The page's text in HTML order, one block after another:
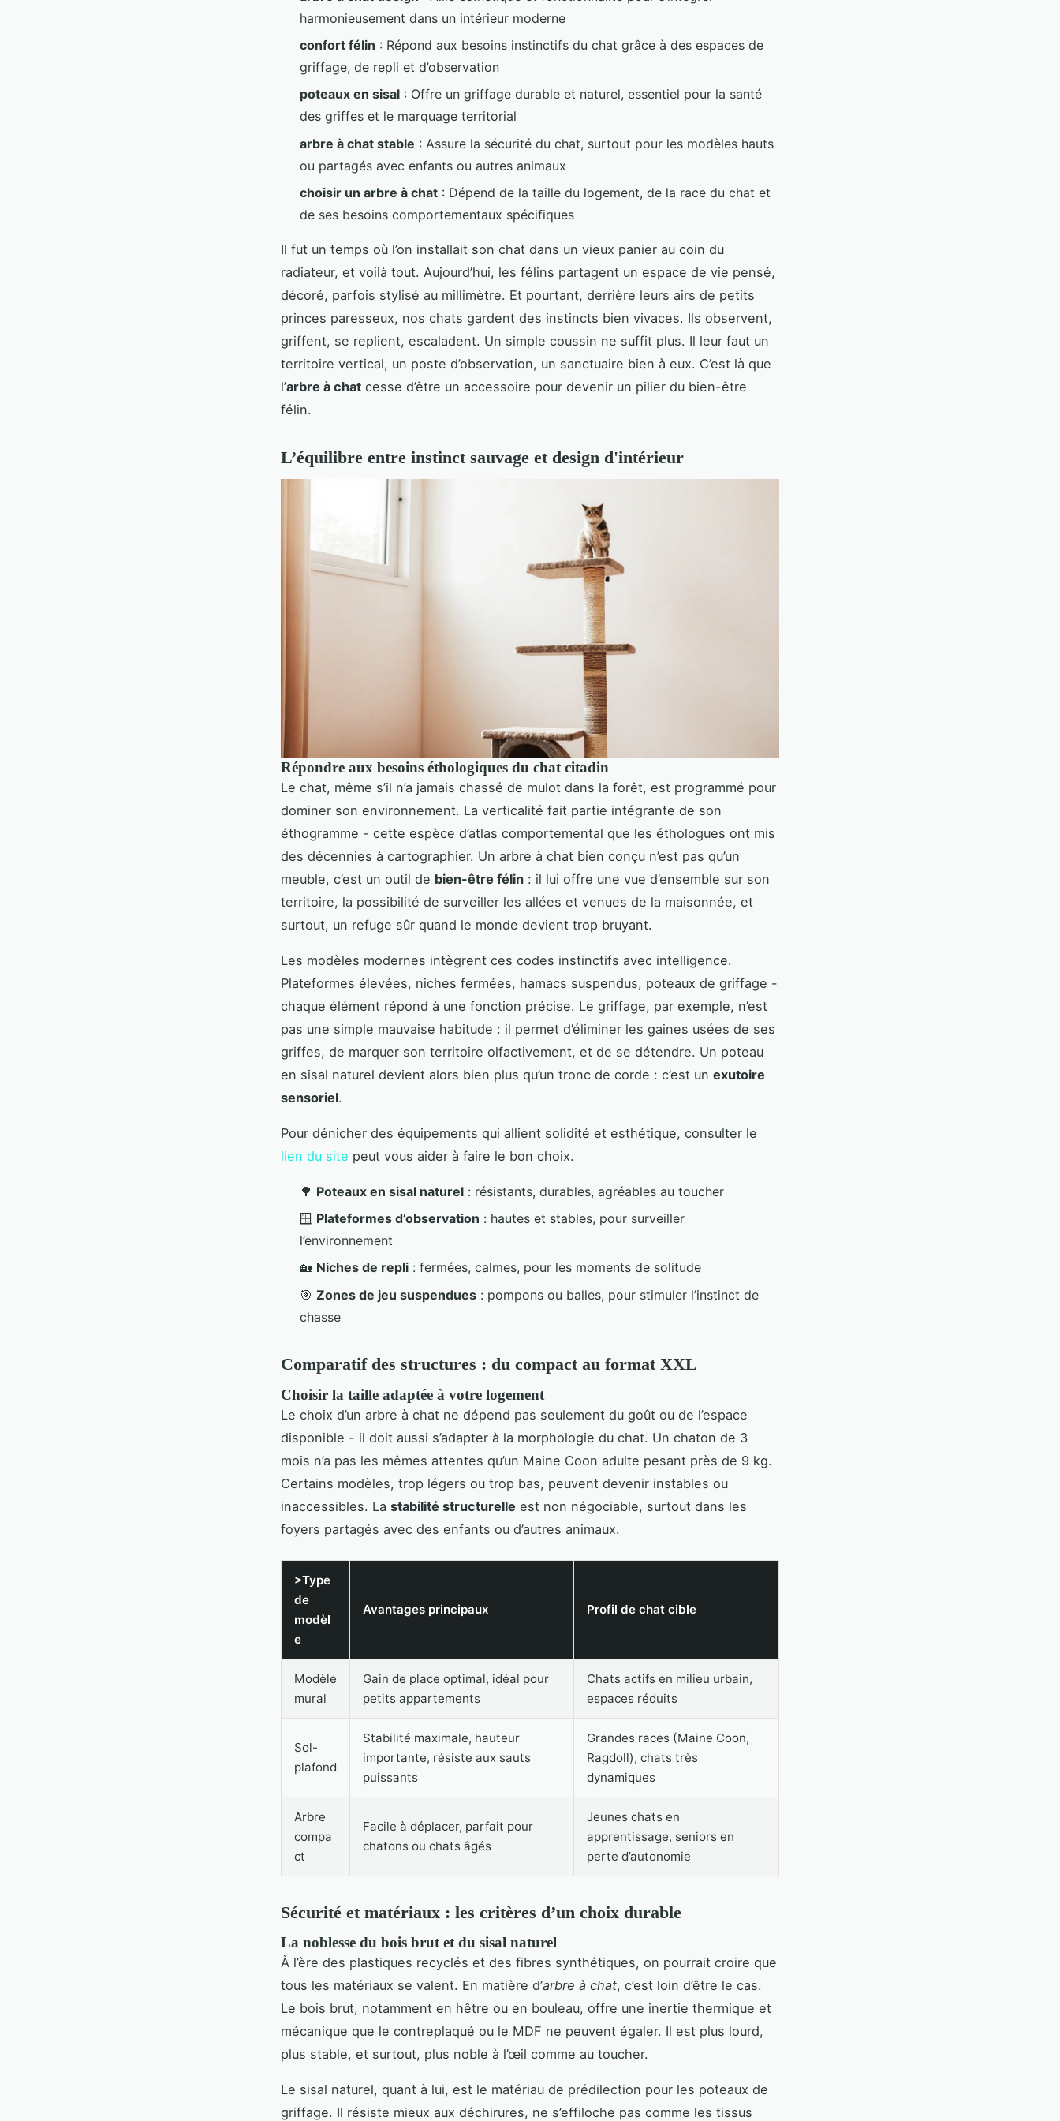
harmonieusement dans un intérieur moderne
confort félin : Répond aux besoins instinctifs du chat grâce à des espaces de
griffage, de repli et d’observation
poteaux en sisal : Offre un griffage durable et naturel, essentiel pour la santé
des griffes et le marquage territorial
arbre à chat stable : Assure la sécurité du chat, surtout pour les modèles hauts
ou partagés avec enfants ou autres animaux
choisir un arbre à chat : Dépend de la taille du logement, de la race du chat et
de ses besoins comportementaux spécifiques
Il fut un temps où l’on installait son chat dans un vieux panier au coin du
radiateur, et voilà tout. Aujourd’hui, les félins partagent un espace de vie pensé,
décoré, parfois stylisé au millimètre. Et pourtant, derrière leurs airs de petits
princes paresseux, nos chats gardent des instincts bien vivaces. Ils observent,
griffent, se replient, escaladent. Un simple coussin ne suffit plus. Il leur faut un
territoire vertical, un poste d’observation, un sanctuaire bien à eux. C’est là que
l’arbre à chat cesse d’être un accessoire pour devenir un pilier du bien-être
félin.
L’équilibre entre instinct sauvage et design d'intérieur
Répondre aux besoins éthologiques du chat citadin
Le chat, même s’il n’a jamais chassé de mulot dans la forêt, est programmé pour
dominer son environnement. La verticalité fait partie intégrante de son
éthogramme - cette espèce d’atlas comportemental que les éthologues ont mis
des décennies à cartographier. Un arbre à chat bien conçu n’est pas qu’un
meuble, c’est un outil de bien-être félin : il lui offre une vue d’ensemble sur son
territoire, la possibilité de surveiller les allées et venues de la maisonnée, et
surtout, un refuge sûr quand le monde devient trop bruyant.
Les modèles modernes intègrent ces codes instinctifs avec intelligence.
Plateformes élevées, niches fermées, hamacs suspendus, poteaux de griffage -
chaque élément répond à une fonction précise. Le griffage, par exemple, n’est
pas une simple mauvaise habitude : il permet d’éliminer les gaines usées de ses
griffes, de marquer son territoire olfactivement, et de se détendre. Un poteau
en sisal naturel devient alors bien plus qu’un tronc de corde : c’est un exutoire
sensoriel.
Pour dénicher des équipements qui allient solidité et esthétique, consulter le
lien du site peut vous aider à faire le bon choix.
🌳 Poteaux en sisal naturel : résistants, durables, agréables au toucher
🪟 Plateformes d’observation : hautes et stables, pour surveiller
l’environnement
🏡 Niches de repli : fermées, calmes, pour les moments de solitude
🎯 Zones de jeu suspendues : pompons ou balles, pour stimuler l’instinct de
chasse
Comparatif des structures : du compact au format XXL
Choisir la taille adaptée à votre logement
Le choix d’un arbre à chat ne dépend pas seulement du goût ou de l’espace
disponible - il doit aussi s’adapter à la morphologie du chat. Un chaton de 3
mois n’a pas les mêmes attentes qu’un Maine Coon adulte pesant près de 9 kg.
Certains modèles, trop légers ou trop bas, peuvent devenir instables ou
inaccessibles. La stabilité structurelle est non négociable, surtout dans les
foyers partagés avec des enfants ou d’autres animaux.
>Type
de
modèl
e
Avantages principaux Profil de chat cible
Modèle
mural
Gain de place optimal, idéal pour
petits appartements
Chats actifs en milieu urbain,
espaces réduits
Sol-
plafond
Stabilité maximale, hauteur
importante, résiste aux sauts
puissants
Grandes races (Maine Coon,
Ragdoll), chats très
dynamiques
Arbre
compa
ct
Facile à déplacer, parfait pour
chatons ou chats âgés
Jeunes chats en
apprentissage, seniors en
perte d’autonomie
Sécurité et matériaux : les critères d’un choix durable
La noblesse du bois brut et du sisal naturel
À l’ère des plastiques recyclés et des fibres synthétiques, on pourrait croire que
tous les matériaux se valent. En matière d’arbre à chat, c’est loin d’être le cas.
Le bois brut, notamment en hêtre ou en bouleau, offre une inertie thermique et
mécanique que le contreplaqué ou le MDF ne peuvent égaler. Il est plus lourd,
plus stable, et surtout, plus noble à l’œil comme au toucher.
Le sisal naturel, quant à lui, est le matériau de prédilection pour les poteaux de
griffage. Il résiste mieux aux déchirures, ne s’effiloche pas comme les tissus